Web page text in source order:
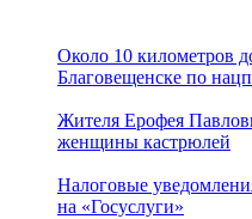
Около 10 километров
Благовещенске по
Жителя Ерофея
женщины кастрюлей
Налоговые
на «Госуслуги»